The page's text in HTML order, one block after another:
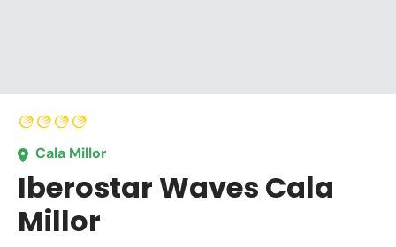
Cala Millor
Iberostar Waves Cala
Millor